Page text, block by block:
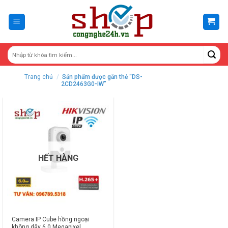
content
Trang chủ / Sản phẩm được gắn thẻ “DS-
2CD2463G0-IW”
HẾT HÀNG
Camera IP Cube hồng ngoại